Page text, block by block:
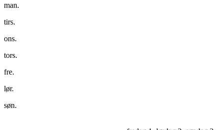
man.
tirs.
ons.
tors.
fre.
lør.
søn.